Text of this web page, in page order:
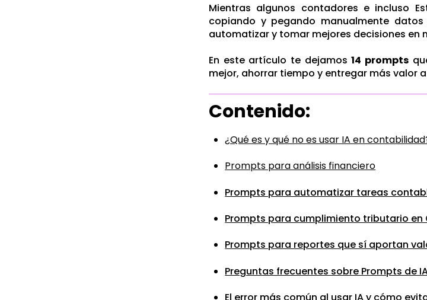
Mientras algunos contadores e incluso
copiando y pegando manualmente
automatizar y tomar mejores decisiones en
En este artículo te dejamos14 prompts
mejor, ahorrar tiempo y entregar más valor
Contenido:
¿Qué es y qué no es usar IA en
Prompts para análisis financiero
Prompts para automatizar tareas
Prompts para cumplimiento tributario en
Prompts para reportes que sí aportan
Preguntas frecuentes sobre Prompts de